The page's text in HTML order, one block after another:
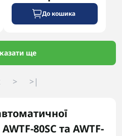
До кошика
ще
> >|
80SC та AWTF-